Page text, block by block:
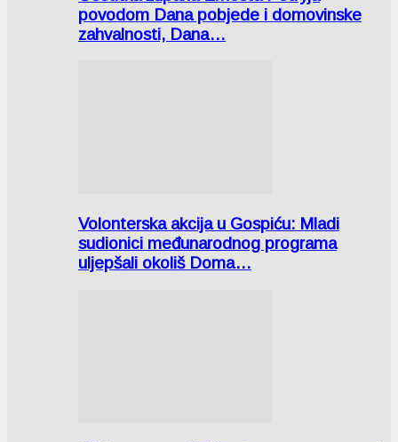
povodom Dana pobjede i domovinske
zahvalnosti, Dana…
Volonterska akcija u Gospiću: Mladi
sudionici međunarodnog programa
uljepšali okoliš Doma…